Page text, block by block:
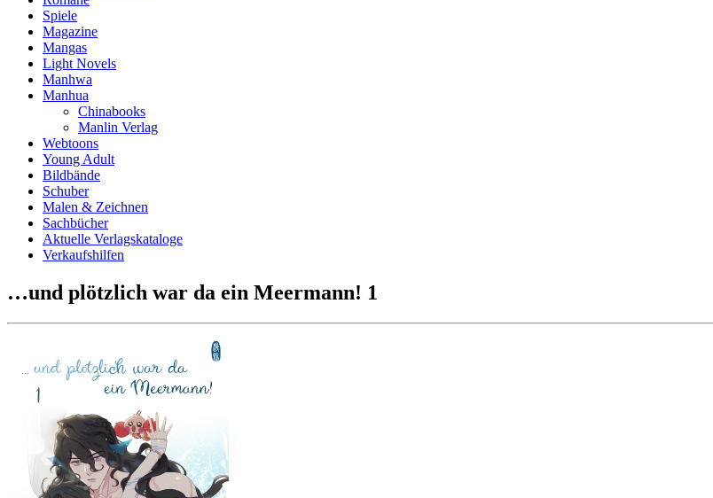
Spiele
Magazine
Mangas
Light Novels
Manhwa
Manhua
Chinabooks
Manlin Verlag
Webtoons
Young Adult
Bildbände
Schuber
Malen & Zeichnen
Sachbücher
Aktuelle Verlagskataloge
Verkaufshilfen
…und plötzlich war da ein Meermann! 1